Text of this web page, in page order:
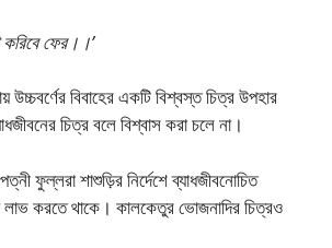
ফের।।’
উচ্চবর্ণের বিবাহের একটি বিশ্বস্ত চিত্র উপহার
চিত্র বলে বিশ্বাস করা চলে না।
ফুল্লরা শাশুড়ির নির্দেশে ব্যাধজীবনোচিত
করতে থাকে। কালকেতুর ভোজনাদির চিত্রও